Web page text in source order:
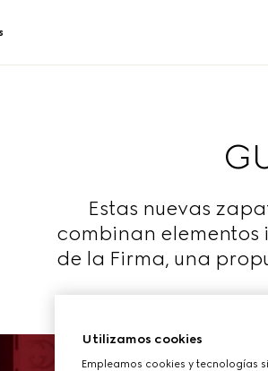
Estas nuevas
combinan elementos
de la Firma, una
Utilizamos cookies
Empleamos cookies y tecnologías